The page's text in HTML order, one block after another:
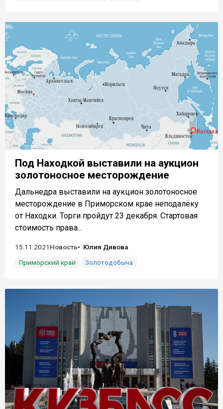
Под Находкой выставили на аукцион
золотоносное месторождение
Дальнедра выставили на аукцион золотоносное
месторождение в Приморском крае неподалёку
от Находки. Торги пройдут 23 декабря. Стартовая
стоимость права...
15.11.2021 Новость
Юлия Дивова
Приморский край
Золотодобыча